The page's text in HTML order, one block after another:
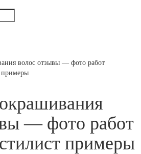
волос отзывы — фото работ
примеры
— фото работ
примеры